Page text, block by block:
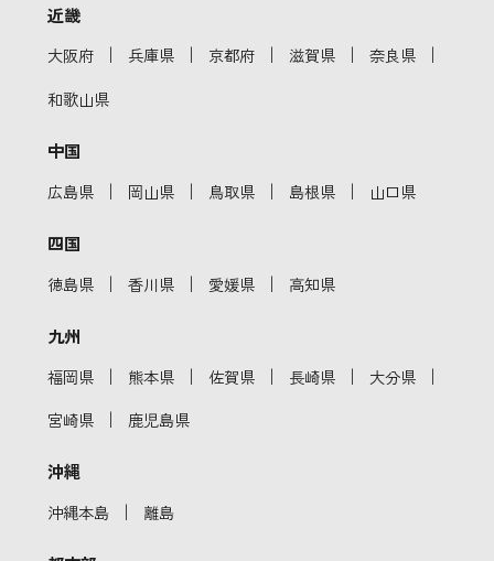
近畿
大阪府 ｜ 兵庫県 ｜ 京都府 ｜ 滋賀県 ｜ 奈良県 ｜
和歌山県
中国
広島県 ｜ 岡山県 ｜ 鳥取県 ｜ 島根県 ｜ 山口県
四国
徳島県 ｜ 香川県 ｜ 愛媛県 ｜ 高知県
九州
福岡県 ｜ 熊本県 ｜ 佐賀県 ｜ 長崎県 ｜ 大分県 ｜
宮崎県 ｜ 鹿児島県
沖縄
沖縄本島 ｜ 離島